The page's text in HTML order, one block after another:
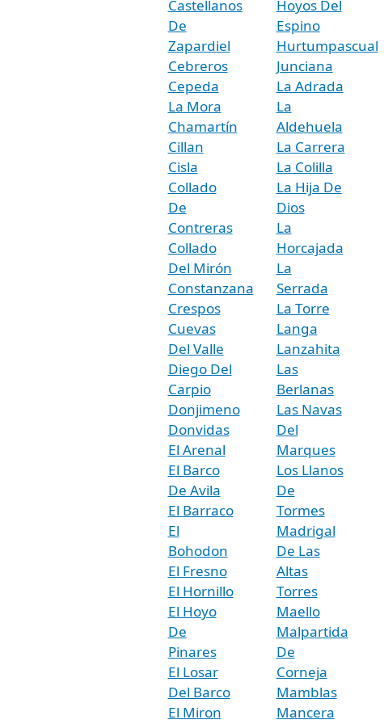
Castellanos
De
Zapardiel
Cebreros
Cepeda
La Mora
Chamartín
Cillan
Cisla
Collado
De
Contreras
Collado
Del Mirón
Constanzana
Crespos
Cuevas
Del Valle
Diego Del
Carpio
Donjimeno
Donvidas
El Arenal
El Barco
De Avila
El Barraco
El
Bohodon
El Fresno
El Hornillo
El Hoyo
De
Pinares
El Losar
Del Barco
El Miron
Hoyos Del
Espino
Hurtumpascual
Junciana
La Adrada
La
Aldehuela
La Carrera
La Colilla
La Hija De
Dios
La
Horcajada
La
Serrada
La Torre
Langa
Lanzahita
Las
Berlanas
Las Navas
Del
Marques
Los Llanos
De
Tormes
Madrigal
De Las
Altas
Torres
Maello
Malpartida
De
Corneja
Mamblas
Mancera